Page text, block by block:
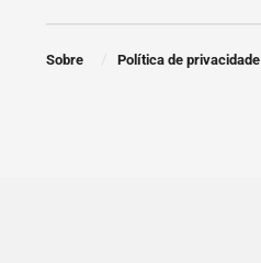
Sobre Política de privacidade